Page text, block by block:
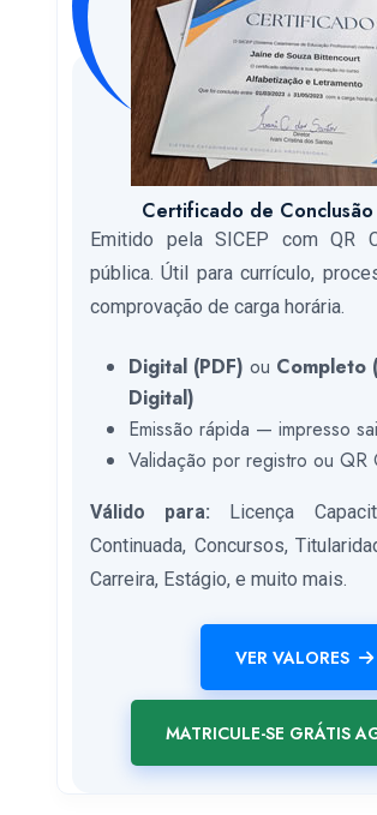
Certificado de
Emitido pela SICEP com QR
pública. Útil para currículo,
comprovação de carga horária.
Digital (PDF) ou Completo
Digital)
Emissão rápida — impresso
Validação por registro ou QR
Válido para: Licença
Continuada, Concursos,
Carreira, Estágio, e muito mais.
VER VALORES
MATRICULE-SE GRÁTIS